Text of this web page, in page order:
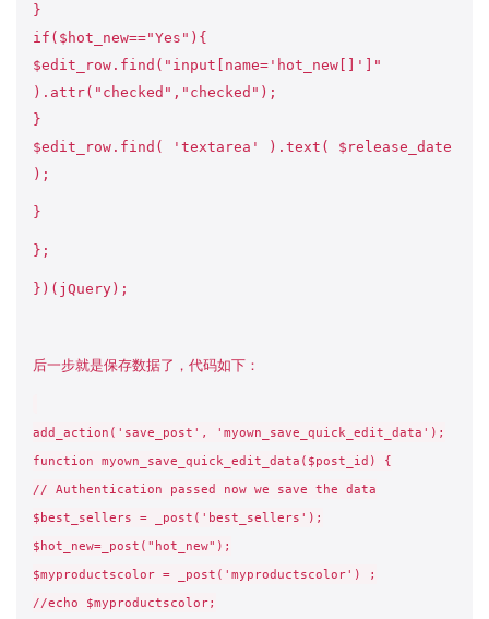
}
if($hot_new=="Yes"){
$edit_row.find("input[name='hot_new[]']"
).attr("checked","checked");
}
$edit_row.find( 'textarea' ).text( $release_date
);
}
};
})(jQuery);
后一步就是保存数据了，代码如下：
add_action('save_post', 'myown_save_quick_edit_data');
function myown_save_quick_edit_data($post_id) {
// Authentication passed now we save the data
$best_sellers = _post('best_sellers');
$hot_new=_post("hot_new");
$myproductscolor = _post('myproductscolor') ;
//echo $myproductscolor;